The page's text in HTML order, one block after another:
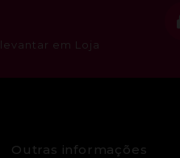
em Loja
Outras informações